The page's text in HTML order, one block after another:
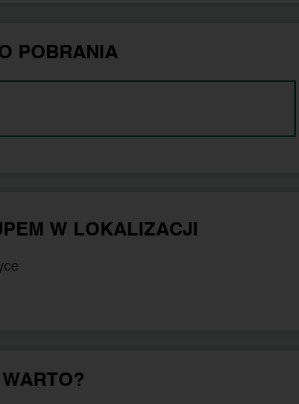
POBRANIA
W LOKALIZACJI